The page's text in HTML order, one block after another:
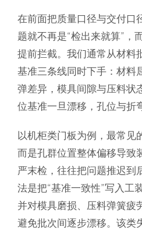
在前面把质量口径与交付口
题就不再是“检出来就算”，
提前拦截。我们通常从材料
基准三条线同时下手：材料
弹差异，模具间隙与压料状
位基准一旦漂移，孔位与折
以机柜类门板为例，最常见
而是孔群位置整体偏移导致
严末检，往往把问题推迟到
法是把“基准一致性”写入工
并对模具磨损、压料弹簧疲
避免批次间逐步漂移。该类